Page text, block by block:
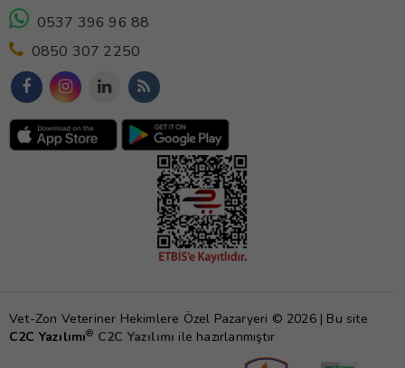
0537 396 96 88
0850 307 2250
Vet-Zon Veteriner Hekimlere Özel Pazaryeri © 2026 | Bu site
C2C Yazılımı® C2C Yazılımı ile hazırlanmıştır